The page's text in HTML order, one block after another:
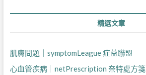
精選文章
肌膚問題｜symptomLeague 症益聯盟
心血管疾病｜netPrescription 奈特處方箋